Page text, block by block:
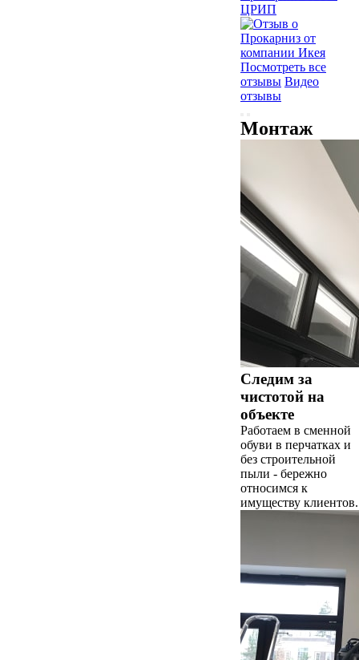
Посмотреть все
отзывы Видео
отзывы
Монтаж
Следим за
чистотой на
объекте
Работаем в сменной
обуви в перчатках и
без строительной
пыли - бережно
относимся к
имуществу клиентов.